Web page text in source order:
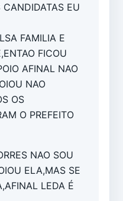
CANDIDATAS EU
FAMILIA E
FICOU
AFINAL NAO
NAO
OS
O PREFEITO
NAO SOU
ELA,MAS SE
LEDA É